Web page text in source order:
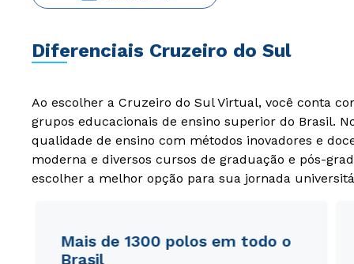
Diferenciais Cruzeiro do Sul
Ao escolher a Cruzeiro do Sul Virtual, você conta
grupos educacionais de ensino superior do Brasil.
qualidade de ensino com métodos inovadores e
moderna e diversos cursos de graduação e pós-
escolher a melhor opção para sua jornada
Mais de 1300 polos em todo o
Brasil